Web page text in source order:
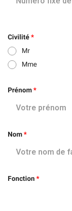
Civilité
Mr
Mme
Prénom
Nom
Fonction